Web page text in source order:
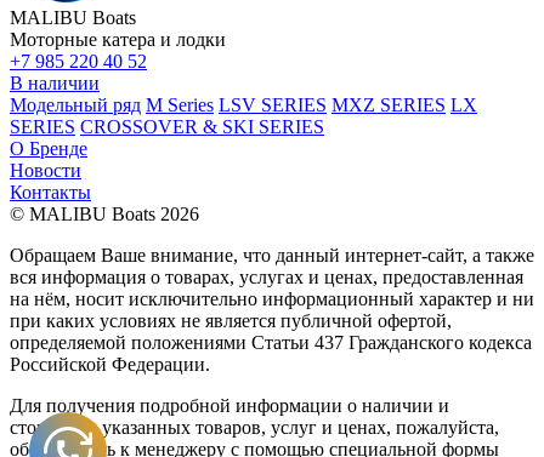
MALIBU Boats
Моторные катера и лодки
+7 985 220 40 52
В наличии
Модельный ряд M Series LSV SERIES MXZ SERIES LX
SERIES CROSSOVER & SKI SERIES
О Бренде
Новости
Контакты
© MALIBU Boats 2026
Обращаем Ваше внимание, что данный интернет-сайт, а также
вся информация о товарах, услугах и ценах, предоставленная
на нём, носит исключительно информационный характер и ни
при каких условиях не является публичной офертой,
определяемой положениями Статьи 437 Гражданского кодекса
Российской Федерации.
Для получения подробной информации о наличии и
стоимости указанных товаров, услуг и ценах, пожалуйста,
обращайтесь к менеджеру с помощью специальной формы